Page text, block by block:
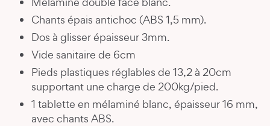
Chants épais antichoc (ABS 1,5 mm).
Dos à glisser épaisseur 3mm.
Vide sanitaire de 6cm
Pieds plastiques réglables de 13,2 à 20cm
supportant une charge de 200kg/pied.
1 tablette en mélaminé blanc, épaisseur 16 mm,
avec chants ABS.